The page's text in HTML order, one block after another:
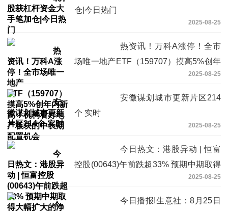
仓|今日热门
2025-08-25
热资讯！万科A涨停！全市
场唯一地产ETF（159707）摸高5%创年
内新高！机构看好地产板块的中长期配置
2025-08-25
安徽谋划城市更新片区214
个 实时
2025-08-25
今日热文：港股异动 | 恒富
控股(00643)午前跌超33% 预期中期取得
大幅扩大的净亏损约3000万港元2025-08-25
今日播报!生意社：8月25日